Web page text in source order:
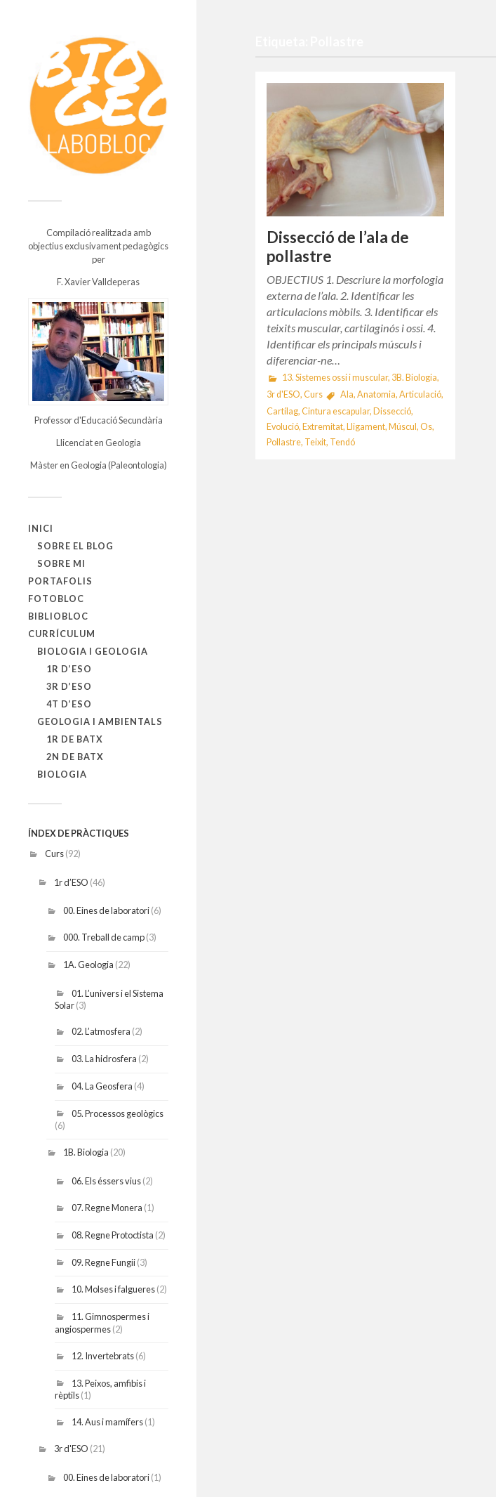
Compilació realitzada amb
objectius exclusivament pedagògics
per
F. Xavier Valldeperas
Professor d'Educació Secundària
Llicenciat en Geologia
Màster en Geologia (Paleontologia)
INICI
SOBRE EL BLOG
SOBRE MI
PORTAFOLIS
FOTOBLOC
BIBLIOBLOC
CURRÍCULUM
BIOLOGIA I GEOLOGIA
1R D’ESO
3R D’ESO
4T D’ESO
GEOLOGIA I AMBIENTALS
1R DE BATX
2N DE BATX
BIOLOGIA
ÍNDEX DE PRÀCTIQUES
Curs(92)
1r d’ESO (46)
00. Eines de laboratori(6)
000. Treball de camp(3)
1A. Geologia (22)
01. L’univers i el Sistema
Solar(3)
02. L’atmosfera (2)
03. La hidrosfera (2)
04. La Geosfera (4)
05. Processos geològics
(6)
1B. Biologia (20)
06. Els éssers vius(2)
07. Regne Monera (1)
08. Regne Protoctista (2)
09. Regne Fungii(3)
10. Molses i falgueres(2)
11. Gimnospermes i
angiospermes(2)
12. Invertebrats(6)
13. Peixos, amfibis i
rèptils(1)
14. Aus i mamífers(1)
3r d'ESO (21)
00. Eines de laboratori(1)
Dissecció de l’ala de
pollastre
OBJECTIUS 1. Descriure la morfologia
externa de l’ala. 2. Identificar les
articulacions mòbils. 3. Identificar els
teixits muscular, cartilaginós i ossi. 4.
Identificar els principals músculs i
diferenciar-ne…
13. Sistemes ossi i muscular, 3B. Biologia,
3r d'ESO,Curs Ala, Anatomia, Articulació,
Cartílag,Cintura escapular,Dissecció,
Evolució,Extremitat,Lligament,Múscul,Os,
Pollastre, Teixit, Tendó